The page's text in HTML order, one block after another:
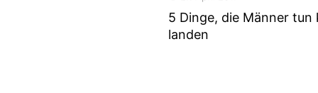
5 Dinge, die Männer tun
landen